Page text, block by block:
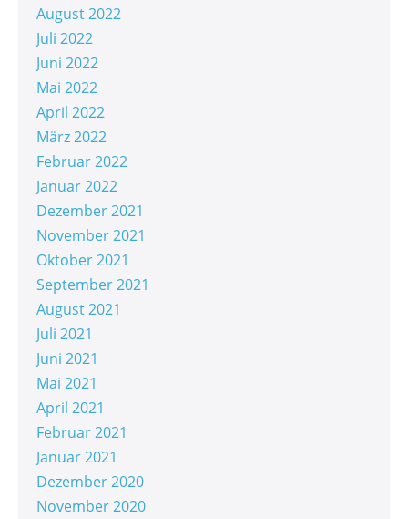
August 2022
Juli 2022
Juni 2022
Mai 2022
April 2022
März 2022
Februar 2022
Januar 2022
Dezember 2021
November 2021
Oktober 2021
September 2021
August 2021
Juli 2021
Juni 2021
Mai 2021
April 2021
Februar 2021
Januar 2021
Dezember 2020
November 2020